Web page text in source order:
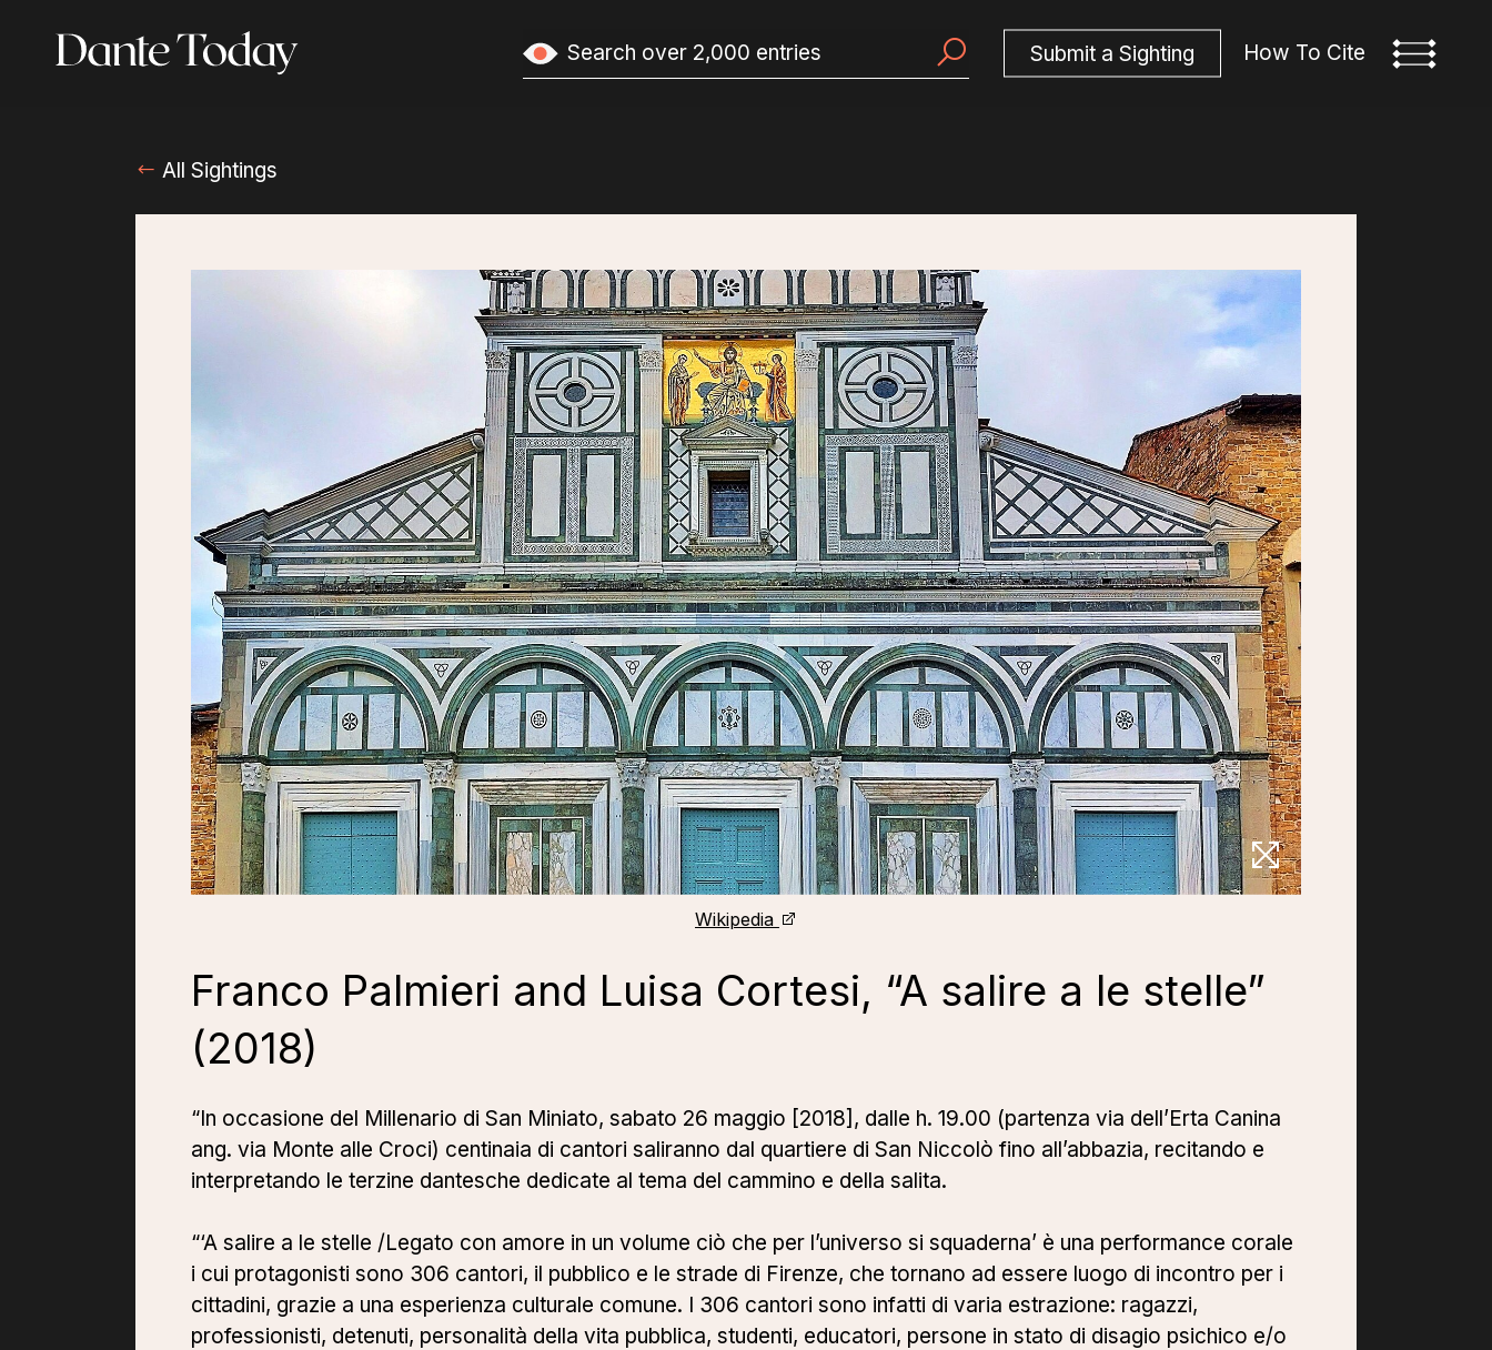
Submit a Sighting How To Cite
All Sightings
Wikipedia
Franco Palmieri and Luisa Cortesi, “A salire a le stelle”
(2018)
“In occasione del Millenario di San Miniato, sabato 26 maggio [2018], dalle h. 19.00 (partenza via dell’Erta Canina
ang. via Monte alle Croci) centinaia di cantori saliranno dal quartiere di San Niccolò fino all’abbazia, recitando e
interpretando le terzine dantesche dedicate al tema del cammino e della salita.
“‘A salire a le stelle /Legato con amore in un volume ciò che per l’universo si squaderna’ è una performance corale
i cui protagonisti sono 306 cantori, il pubblico e le strade di Firenze, che tornano ad essere luogo di incontro per i
cittadini, grazie a una esperienza culturale comune. I 306 cantori sono infatti di varia estrazione: ragazzi,
professionisti, detenuti, personalità della vita pubblica, studenti, educatori, persone in stato di disagio psichico e/o